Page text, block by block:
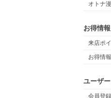
オトナ
お得情報
来店ポ
お得情
ユーザ
会員登録